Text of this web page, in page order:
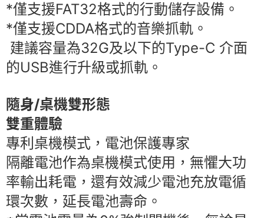
*僅支援FAT32格式的行動儲存設備。
*僅支援CDDA格式的音樂抓軌。
建議容量為32G及以下的Type-C 介面
的USB進行升級或抓軌。
隨身/桌機雙形態
雙重體驗
專利桌機模式，電池保護專家
隔離電池作為桌機模式使用，無懼大功
率輸出耗電，還有效減少電池充放電循
環次數，延長電池壽命。